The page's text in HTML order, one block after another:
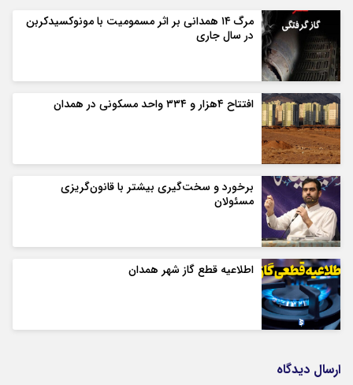
مرگ ۱۴ همدانی بر اثر مسمومیت با مونوکسیدکربن
در سال جاری
افتتاح ۴هزار و ۳۳۴ واحد مسکونی در همدان
برخورد و سخت‌گیری بیشتر با قانون‌گریزی
مسئولان
اطلاعیه قطع گاز شهر همدان
ارسال دیدگاه